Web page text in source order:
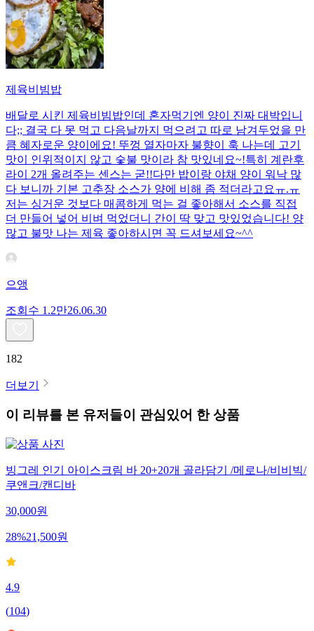
제육비빔밥
배달로 시킨 제육비빔밥인데 혼자먹기엔 양이 진짜 대박입니
다;; 결국 다 못 먹고 다음날까지 먹으려고 따로 남겨두었을 만
큼 혜자로운 양이에요! 뚜껑 열자마자 불향이 훅 나는데 고기
맛이 인위적이지 않고 숯불 맛이라 참 맛있네요~!특히 계란후
라이 2개 올려주는 센스는 굳!! ​다만 밥이랑 야채 양이 워낙 많
다 보니까 기본 고추장 소스가 양에 비해 좀 적더라고요ㅠ.ㅠ
저는 싱거운 것보다 매콤하게 먹는 걸 좋아해서 소스를 직접
더 만들어 넣어 비벼 먹었더니 간이 딱 맞고 맛있었습니다! 양
많고 불맛 나는 제육 좋아하시면 꼭 드셔보세요~^^
으앵
조회수 1.2만26.06.30
182
더보기
이 리뷰를 본 유저들이 관심있어 한 상품
빙그레 인기 아이스크림 바 20+20개 골라담기 /메로나/비비빅/
쿠앤크/캔디바
30,000원
28%21,500원
4.9
(104)